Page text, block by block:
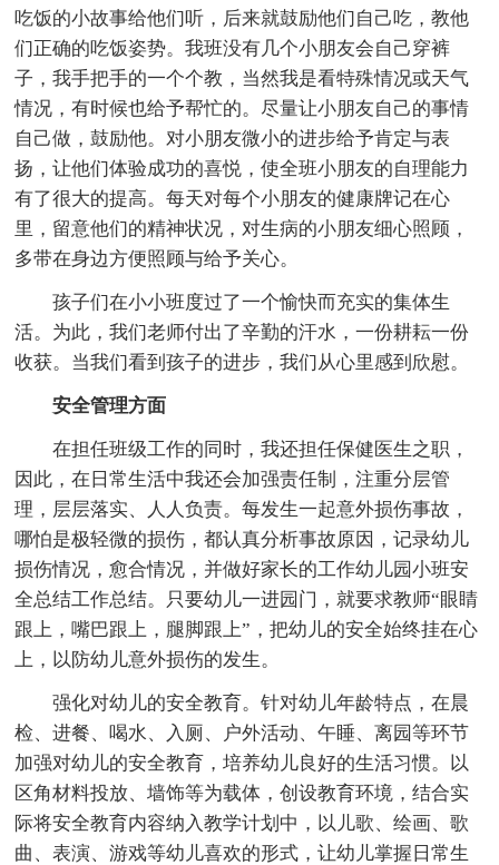
吃饭的小故事给他们听，后来就鼓励他们自己吃，教他
们正确的吃饭姿势。我班没有几个小朋友会自己穿裤
子，我手把手的一个个教，当然我是看特殊情况或天气
情况，有时候也给予帮忙的。尽量让小朋友自己的事情
自己做，鼓励他。对小朋友微小的进步给予肯定与表
扬，让他们体验成功的喜悦，使全班小朋友的自理能力
有了很大的提高。每天对每个小朋友的健康牌记在心
里，留意他们的精神状况，对生病的小朋友细心照顾，
多带在身边方便照顾与给予关心。
孩子们在小小班度过了一个愉快而充实的集体生
活。为此，我们老师付出了辛勤的汗水，一份耕耘一份
收获。当我们看到孩子的进步，我们从心里感到欣慰。
安全管理方面
在担任班级工作的同时，我还担任保健医生之职，
因此，在日常生活中我还会加强责任制，注重分层管
理，层层落实、人人负责。每发生一起意外损伤事故，
哪怕是极轻微的损伤，都认真分析事故原因，记录幼儿
损伤情况，愈合情况，并做好家长的工作幼儿园小班安
全总结工作总结。只要幼儿一进园门，就要求教师“眼睛
跟上，嘴巴跟上，腿脚跟上”，把幼儿的安全始终挂在心
上，以防幼儿意外损伤的发生。
强化对幼儿的安全教育。针对幼儿年龄特点，在晨
检、进餐、喝水、入厕、户外活动、午睡、离园等环节
加强对幼儿的安全教育，培养幼儿良好的生活习惯。以
区角材料投放、墙饰等为载体，创设教育环境，结合实
际将安全教育内容纳入教学计划中，以儿歌、绘画、歌
曲、表演、游戏等幼儿喜欢的形式，让幼儿掌握日常生